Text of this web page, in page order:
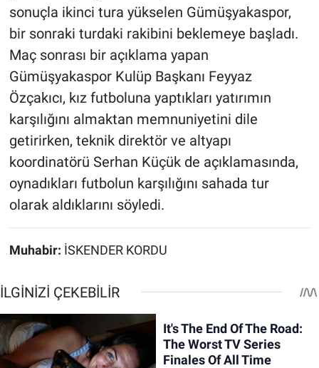
sonuçla ikinci tura yükselen Gümüşyakaspor,
bir sonraki turdaki rakibini beklemeye başladı.
Maç sonrası bir açıklama yapan
Gümüşyakaspor Kulüp Başkanı Feyyaz
Özçakıcı, kız futboluna yaptıkları yatırımın
karşılığını almaktan memnuniyetini dile
getirirken, teknik direktör ve altyapı
koordinatörü Serhan Küçük de açıklamasında,
oynadıkları futbolun karşılığını sahada tur
olarak aldıklarını söyledi.
Muhabir: İSKENDER KORDU